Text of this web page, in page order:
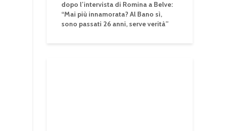
dopo l’intervista di Romina a Belve:
“Mai più innamorata? Al Bano sì,
sono passati 26 anni, serve verità”